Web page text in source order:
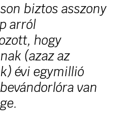
biztos asszony
arról
hogy
(azaz az
évi egymillió
van